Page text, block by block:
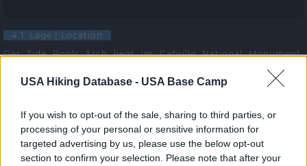
USA Hiking Database - USA Base Camp
If you wish to opt-out of the sale, sharing to third parties, or
processing of your personal or sensitive information for
targeted advertising by us, please use the below opt-out
section to confirm your selection. Please note that after your
4.1 Lage | Location
Der Tide Pools Arch liegt im Cabrillo National Monument,
Fahren Sie in das Cabrillo National Monument und dort auf die
Westseite zum Tide Pools Trail (GPS-Koordinaten siehe oben).
4.3 Wanderung | Hike